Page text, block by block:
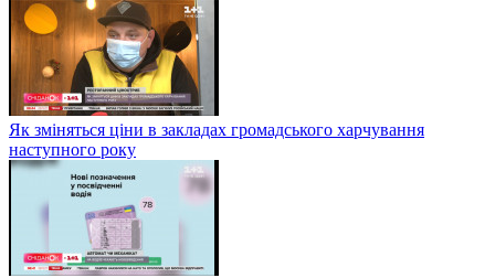
Як зміняться ціни в закладах громадського харчування
наступного року